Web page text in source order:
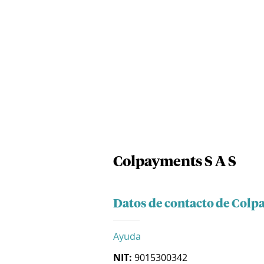
Colpayments S A S
Datos de contacto de
Ayuda
NIT: 9015300342